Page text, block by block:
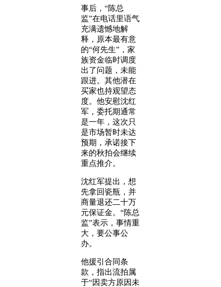
事后，“陈总
监”在电话里语气
充满遗憾地解
释，原本最有意
的“何先生”，家
族资金临时调度
出了问题，未能
跟进。其他潜在
买家也持观望态
度。他安慰沈红
军，委托期通常
是一年，这次只
是市场暂时未达
预期，承诺接下
来的秋拍会继续
重点推介。
沈红军提出，想
先拿回瓷瓶，并
商量退还二十万
元保证金。“陈总
监”表示，事情重
大，要公事公
办。
他援引合同条
款，指出流拍属
于“因卖方原因未